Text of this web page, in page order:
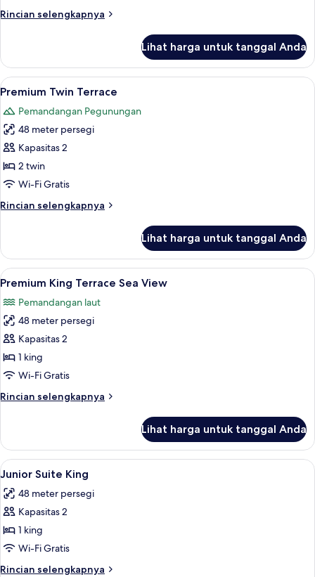
Rincian selengkapnya
Rincian
Deluxe
Sea
View
Lihat harga untuk tanggal Anda
Lihat
semua
foto
untuk
Premium
Twin
Terrace
Premium Twin Terrace | Minibar,
6
Premium Twin Terrace
Pemandangan Pegunungan
48 meter persegi
Kapasitas 2
2 twin
Wi-Fi Gratis
Rincian selengkapnya
Rincian
Premium
Twin
Terrace
Lihat harga untuk tanggal Anda
Lihat
semua
foto
untuk
Premium
King
Terrace
View
Premium King Terrace Sea View |
5
Premium King Terrace Sea View
Pemandangan laut
48 meter persegi
Kapasitas 2
1 king
Wi-Fi Gratis
Rincian selengkapnya
Rincian
Premium
King
Terrace
View
Lihat harga untuk tanggal Anda
Lihat
semua
foto
untuk
Junior
Suite
King
7
Junior Suite King
48 meter persegi
Kapasitas 2
1 king
Wi-Fi Gratis
Rincian selengkapnya
Rincian